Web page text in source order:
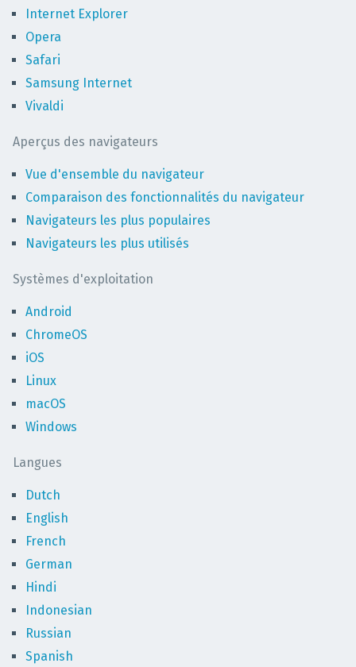
Internet Explorer
Opera
Safari
Samsung Internet
Vivaldi
Aperçus des navigateurs
Vue d'ensemble du navigateur
Comparaison des fonctionnalités du navigateur
Navigateurs les plus populaires
Navigateurs les plus utilisés
Systèmes d'exploitation
Android
ChromeOS
iOS
Linux
macOS
Windows
Langues
Dutch
English
French
German
Hindi
Indonesian
Russian
Spanish